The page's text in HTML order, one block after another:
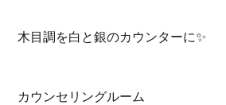
木目調を白と銀のカウンターに✨
カウンセリングルーム